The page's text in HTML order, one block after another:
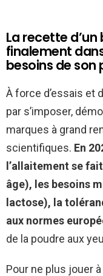
La recette
finalement
besoins de son
À force d’essais et
par s’imposer,
marques à grand
scientifiques. En
l’allaitement se
âge), les besoins
lactose), la
aux normes
de la poudre aux
Pour ne plus jouer